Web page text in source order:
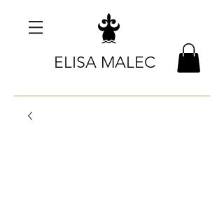
ELISA MALEC